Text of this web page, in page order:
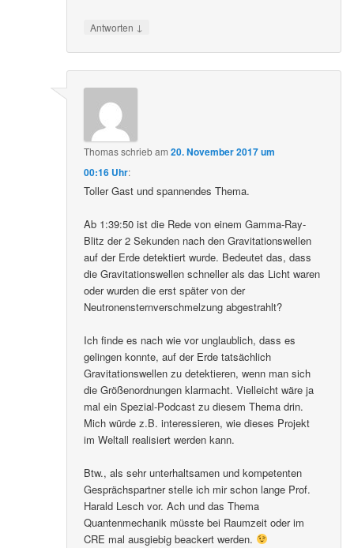
Antworten ↓
Thomasschriebam20. November 2017 um
00:16 Uhr:
Toller Gast und spannendes Thema.
Ab 1:39:50 ist die Rede von einem Gamma-Ray-
Blitz der 2 Sekunden nach den Gravitationswellen
auf der Erde detektiert wurde. Bedeutet das, dass
die Gravitationswellen schneller als das Licht waren
oder wurden die erst später von der
Neutronensternverschmelzung abgestrahlt?
Ich finde es nach wie vor unglaublich, dass es
gelingen konnte, auf der Erde tatsächlich
Gravitationswellen zu detektieren, wenn man sich
die Größenordnungen klarmacht. Vielleicht wäre ja
mal ein Spezial-Podcast zu diesem Thema drin.
Mich würde z.B. interessieren, wie dieses Projekt
im Weltall realisiert werden kann.
Btw., als sehr unterhaltsamen und kompetenten
Gesprächspartner stelle ich mir schon lange Prof.
Harald Lesch vor. Ach und das Thema
Quantenmechanik müsste bei Raumzeit oder im
CRE mal ausgiebig beackert werden.